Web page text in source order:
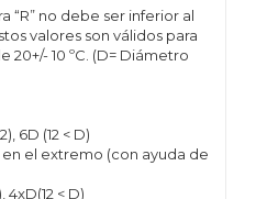
“R” no debe ser inferior al
valores son válidos para
10 ºC. (D= Diámetro
6D (12 < D)
el extremo (con ayuda de
< D)